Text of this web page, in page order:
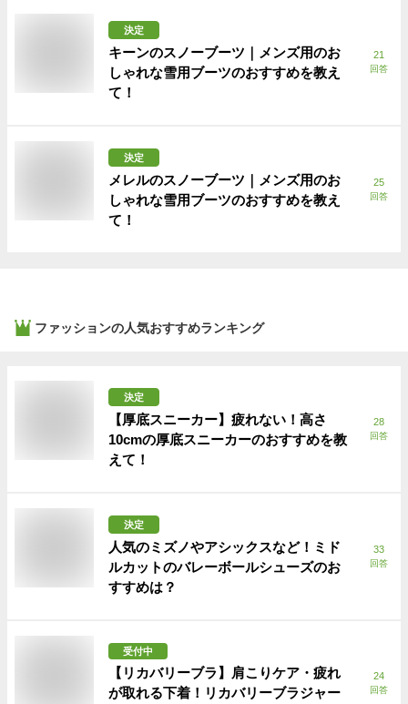
決定
キーンのスノーブーツ｜メンズ用のお
しゃれな雪用ブーツのおすすめを教え
て！
21
回答
決定
メレルのスノーブーツ｜メンズ用のお
しゃれな雪用ブーツのおすすめを教え
て！
25
回答
ファッションの人気おすすめランキング
決定
【厚底スニーカー】疲れない！高さ
10cmの厚底スニーカーのおすすめを教
えて！
28
回答
決定
人気のミズノやアシックスなど！ミド
ルカットのバレーボールシューズのお
すすめは？
33
回答
受付中
【リカバリーブラ】肩こりケア・疲れ
が取れる下着！リカバリーブラジャー
24
回答